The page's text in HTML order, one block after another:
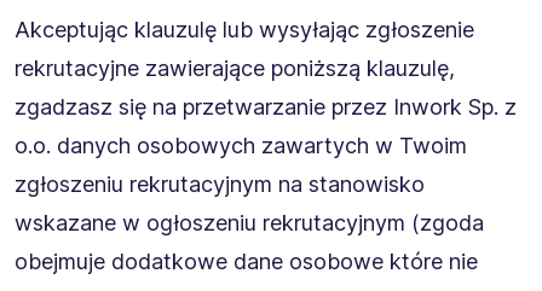
Akceptując klauzulę lub wysyłając zgłoszenie
rekrutacyjne zawierające poniższą klauzulę,
zgadzasz się na przetwarzanie przez Inwork Sp. z
o.o. danych osobowych zawartych w Twoim
zgłoszeniu rekrutacyjnym na stanowisko
wskazane w ogłoszeniu rekrutacyjnym (zgoda
obejmuje dodatkowe dane osobowe które nie